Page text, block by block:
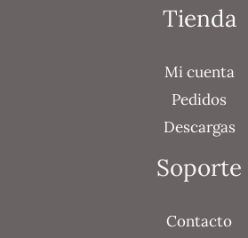
Tienda
Mi cuenta
Pedidos
Descargas
Soporte
Contacto